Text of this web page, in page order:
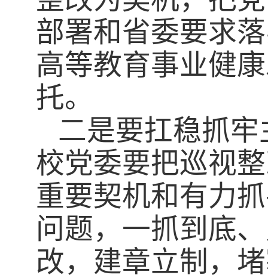
部署和省委要求
高等教育事业健
托。
二是要扛稳抓
校党委要把巡视
重要契机和有力
问题，一抓到底
改，建章立制，